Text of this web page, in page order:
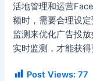
活地管理和运营
额时，需要合理设
监测来优化广告投
实时监测，才能获得
Post Views: 77